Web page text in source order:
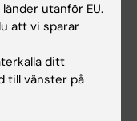
utanför EU.
att vi sparar
ditt
till vänster på